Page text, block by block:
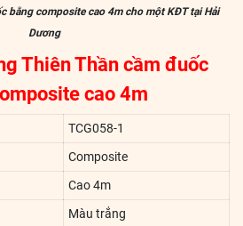
bằng composite cao 4m cho một KĐT tại Hải
Dương
Thiên Thần cầm đuốc
cao 4m
TCG058-1
Composite
Cao 4m
Màu trắng